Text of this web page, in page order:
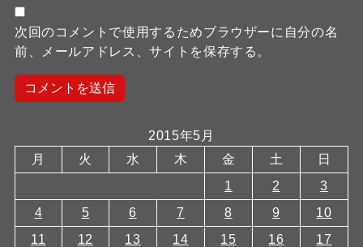
次回のコメントで使用するためブラウザーに自分の名
前、メールアドレス、サイトを保存する。
2015年5月
月
火 水 木 金 土
日
1
2
3
4
5 6 7 8 9
10
11
12 13 14 15 16
17